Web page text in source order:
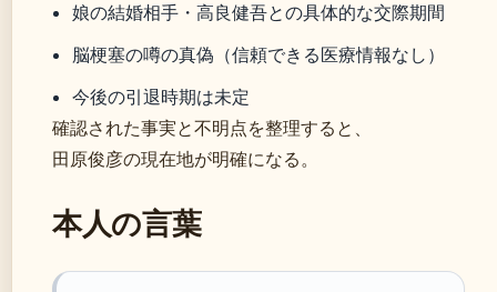
娘の結婚相手・高良健吾との具体的な交際期間
脳梗塞の噂の真偽（信頼できる医療情報なし）
今後の引退時期は未定
確認された事実と不明点を整理すると、
田原俊彦の現在地が明確になる。
本人の言葉